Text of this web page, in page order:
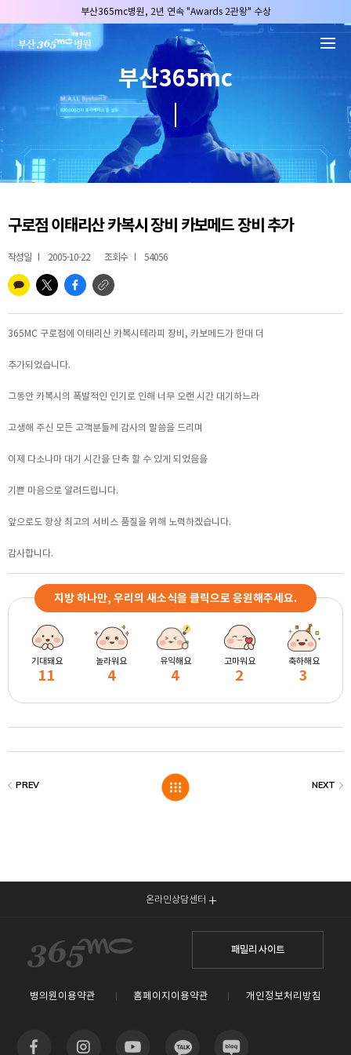
부산365mc병원, 2년 연속 "Awards 2관왕" 수상
2025 "부산365mc 보건복지부 장관상" 수상!
부산365mc병원, 8/15(토) 광복절 정상진료
부산365mc병원, 2년 연속 "Awards 2관왕" 수상
2025 "부산365mc 보건복지부 장관상" 수상!
부산365mc
구로점 이태리산 카복시 장비 카보메드 장비 추가
작성일 2005-10-22 조회수 54056
365MC 구로점에 이태리산 카복시테라피 장비, 카보메드가 한대 더
추가되었습니다.
그동안 카복시의 폭발적인 인기로 인해 너무 오랜 시간 대기하느라
고생해 주신 모든 고객분들께 감사의 말씀을 드리며
이제 다소나마 대기 시간을 단축 할 수 있게 되었음을
기쁜 마음으로 알려드립니다.
앞으로도 항상 최고의 서비스 품질을 위해 노력하겠습니다.
감사합니다.
지방 하나만, 우리의 새소식을 클릭으로 응원해주세요.
기대돼요
11
놀라워요
4
유익해요
4
고마워요
2
축하해요
3
온라인상담센터
패밀리 사이트
병의원이용약관 홈페이지이용약관 개인정보처리방침